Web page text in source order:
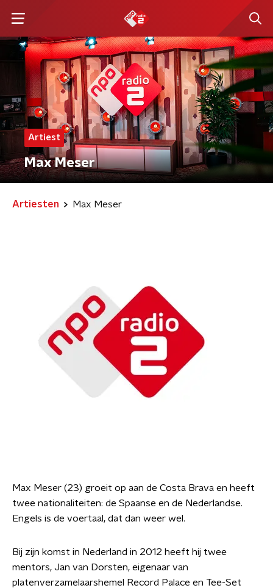
Artiest
Max Meser
Artiesten Max Meser
Max Meser (23) groeit op aan de Costa Brava en heeft
twee nationaliteiten: de Spaanse en de Nederlandse.
Engels is de voertaal, dat dan weer wel.
Bij zijn komst in Nederland in 2012 heeft hij twee
mentors, Jan van Dorsten, eigenaar van
platenverzamelaarshemel Record Palace en Tee-Set